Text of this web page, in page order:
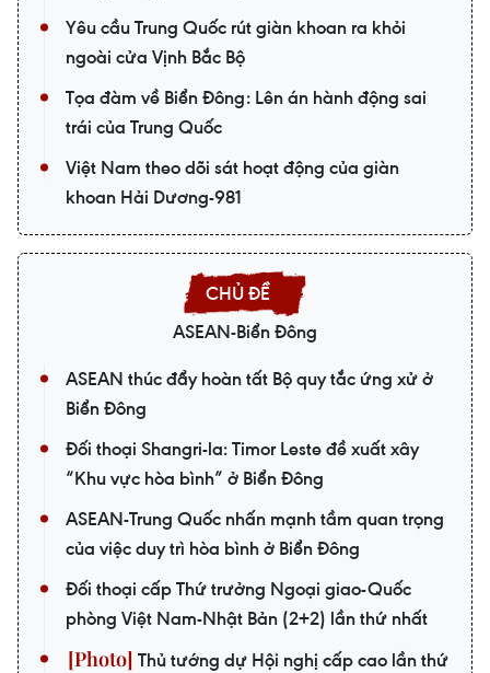
Yêu cầu Trung Quốc rút giàn khoan ra khỏi
ngoài cửa Vịnh Bắc Bộ
Tọa đàm về Biển Đông: Lên án hành động sai
trái của Trung Quốc
Việt Nam theo dõi sát hoạt động của giàn
khoan Hải Dương-981
ASEAN-Biển Đông
ASEAN thúc đẩy hoàn tất Bộ quy tắc ứng xử ở
Biển Đông
Đối thoại Shangri-la: Timor Leste đề xuất xây
“Khu vực hòa bình” ở Biển Đông
ASEAN-Trung Quốc nhấn mạnh tầm quan trọng
của việc duy trì hòa bình ở Biển Đông
Đối thoại cấp Thứ trưởng Ngoại giao-Quốc
phòng Việt Nam-Nhật Bản (2+2) lần thứ nhất
Thủ tướng dự Hội nghị cấp cao lần thứ